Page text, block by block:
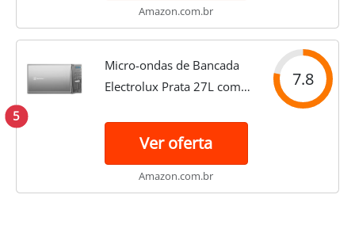
Amazon.com.br
5
Micro-ondas de Bancada
Electrolux Prata 27L com
programadas no Menu
Online (MS37R) 220v
7.8
Ver oferta
Amazon.com.br